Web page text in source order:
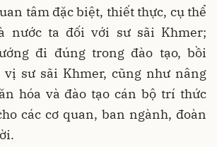
tâm đặc biệt, thiết thực, cụ thể
nước ta đối với sư sãi Khmer;
đi đúng trong đào tạo, bồi
vị sư sãi Khmer, cũng như nâng
hóa và đào tạo cán bộ trí thức
các cơ quan, ban ngành, đoàn